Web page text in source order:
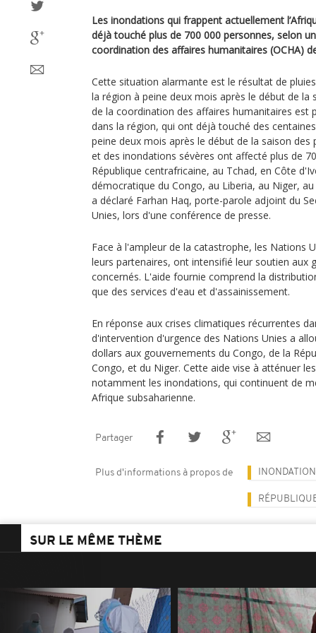
Les inondations qui frappent actuellement
déjà touché plus de 700 000 personnes, selon
coordination des affaires humanitaires (OCHA)
Cette situation alarmante est le résultat de
la région à peine deux mois après le début de la
de la coordination des affaires humanitaires est
dans la région, qui ont déjà touché des
peine deux mois après le début de la saison des
et des inondations sévères ont affecté plus de
République centrafricaine, au Tchad, en Côte
démocratique du Congo, au Liberia, au Niger,
a déclaré Farhan Haq, porte-parole adjoint du
Unies, lors d'une conférence de presse.
Face à l'ampleur de la catastrophe, les Nations
leurs partenaires, ont intensifié leur soutien aux
concernés. L'aide fournie comprend la
que des services d'eau et d'assainissement.
En réponse aux crises climatiques récurrentes
d'intervention d'urgence des Nations Unies a
dollars aux gouvernements du Congo, de la
Congo, et du Niger. Cette aide vise à atténuer
notamment les inondations, qui continuent de
Afrique subsaharienne.
Partager
Plus d'informations à propos de
SUR LE MÊME THÈME